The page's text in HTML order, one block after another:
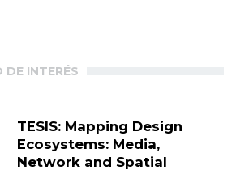
INTERÉS
TESIS: Mapping Design
Ecosystems: Media,
Network and Spatial